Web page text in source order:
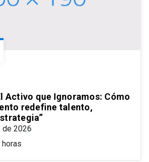
Activo que Ignoramos: Cómo
redefine talento,
de 2026
horas